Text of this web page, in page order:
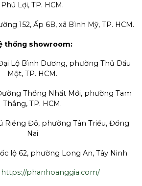
Phú Lợi, TP. HCM.
152, Ấp 6B, xã Bình Mỹ, TP. HCM.
thống showroom:
Lộ Bình Dương, phường Thủ Dầu
Một, TP. HCM.
Thống Nhất Mới, phường Tam
Thắng, TP. HCM.
Riềng Đỏ, phường Tân Triều, Đồng
Nai
lộ 62, phường Long An, Tây Ninh
https://phanhoanggia.com/